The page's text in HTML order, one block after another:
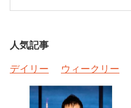
人気記事
デイリー
ウィークリー